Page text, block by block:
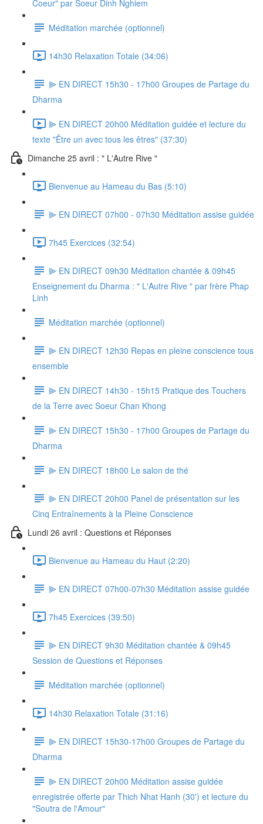
Coeur" par Soeur Dinh Nghiem
Méditation marchée (optionnel)
14h30 Relaxation Totale (34:06)
⫸ EN DIRECT 15h30 - 17h00 Groupes de Partage du
Dharma
⫸ EN DIRECT 20h00 Méditation guidée et lecture du
texte "Être un avec tous les êtres" (37:30)
Dimanche 25 avril : " L'Autre Rive "
Bienvenue au Hameau du Bas (5:10)
⫸ EN DIRECT 07h00 - 07h30 Méditation assise guidée
7h45 Exercices (32:54)
⫸ EN DIRECT 09h30 Méditation chantée & 09h45
Enseignement du Dharma : " L'Autre Rive " par frère Phap
Linh
Méditation marchée (optionnel)
⫸ EN DIRECT 12h30 Repas en pleine conscience tous
ensemble
⫸ EN DIRECT 14h30 - 15h15 Pratique des Touchers
de la Terre avec Soeur Chan Khong
⫸ EN DIRECT 15h30 - 17h00 Groupes de Partage du
Dharma
⫸ EN DIRECT 18h00 Le salon de thé
⫸ EN DIRECT 20h00 Panel de présentation sur les
Cinq Entraînements à la Pleine Conscience
Lundi 26 avril : Questions et Réponses
Bienvenue au Hameau du Haut (2:20)
⫸ EN DIRECT 07h00-07h30 Méditation assise guidée
7h45 Exercices (39:50)
⫸ EN DIRECT 9h30 Méditation chantée & 09h45
Session de Questions et Réponses
Méditation marchée (optionnel)
14h30 Relaxation Totale (31:16)
⫸ EN DIRECT 15h30-17h00 Groupes de Partage du
Dharma
⫸ EN DIRECT 20h00 Méditation assise guidée
enregistrée offerte par Thich Nhat Hanh (30') et lecture du
"Soutra de l'Amour"